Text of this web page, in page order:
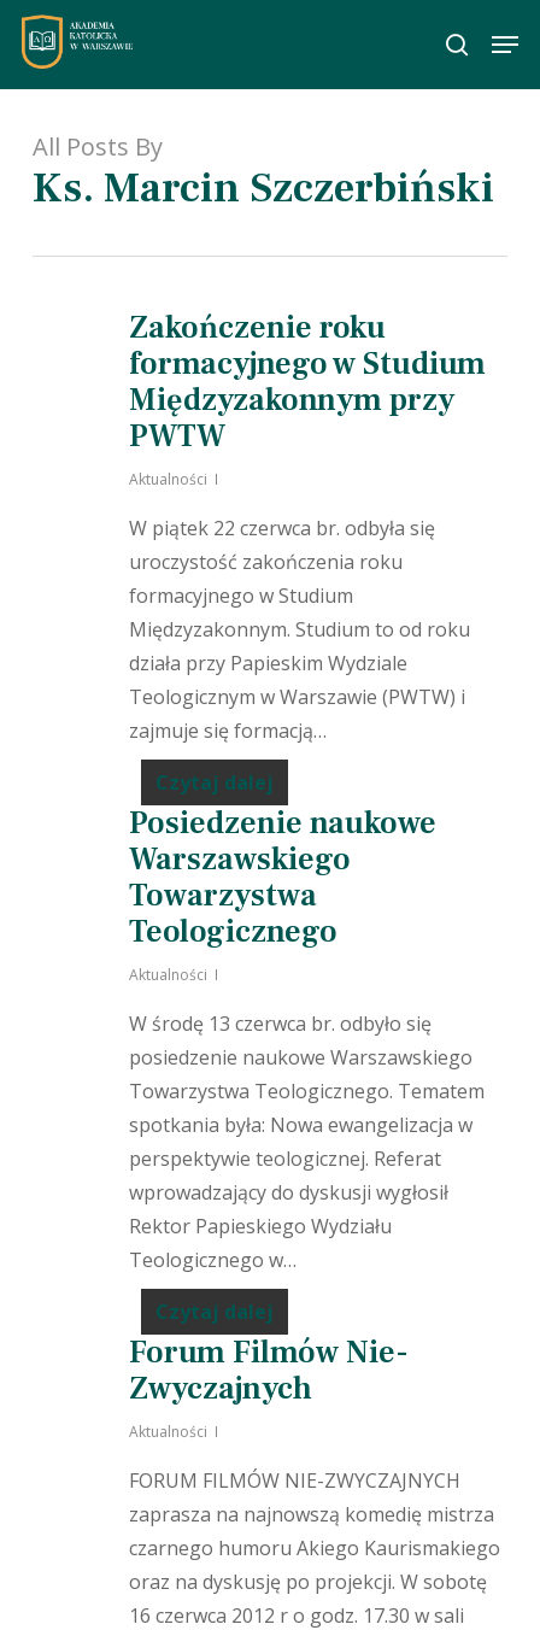
Skip
main
All Posts By
Ks. Marcin Szczerbiński
Zakończenie roku
formacyjnego w Studium
Międzyzakonnym przy
PWTW
Aktualności
W piątek 22 czerwca br. odbyła się
uroczystość zakończenia roku
formacyjnego w Studium
Międzyzakonnym. Studium to od roku
działa przy Papieskim Wydziale
Teologicznym w Warszawie (PWTW) i
zajmuje się formacją…
Czytaj dalej
Posiedzenie naukowe
Warszawskiego
Towarzystwa
Teologicznego
Aktualności
W środę 13 czerwca br. odbyło się
posiedzenie naukowe Warszawskiego
Towarzystwa Teologicznego. Tematem
spotkania była: Nowa ewangelizacja w
perspektywie teologicznej. Referat
wprowadzający do dyskusji wygłosił
Rektor Papieskiego Wydziału
Teologicznego w…
Czytaj dalej
Forum Filmów Nie-
Zwyczajnych
Aktualności
FORUM FILMÓW NIE-ZWYCZAJNYCH
zaprasza na najnowszą komedię mistrza
czarnego humoru Akiego Kaurismakiego
oraz na dyskusję po projekcji. W sobotę
16 czerwca 2012 r o godz. 17.30 w sali